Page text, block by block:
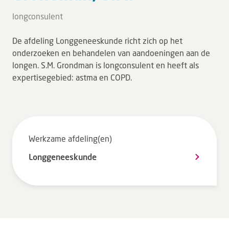
Tarieven en vergoeding
Uw gegevens
Wachttijden
Over ons
longconsulent
De afdeling Longgeneeskunde richt zich op het
onderzoeken en behandelen van aandoeningen aan de
longen. S.M. Grondman is longconsulent en heeft als
expertisegebied: astma en COPD.
Werkzame afdeling(en)
Longgeneeskunde